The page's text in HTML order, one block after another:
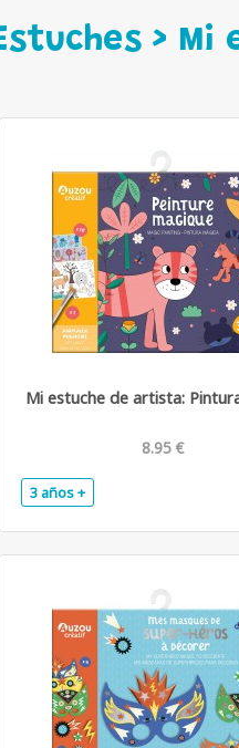
>
Mi estuche de artista:
8.95 €
3 años +